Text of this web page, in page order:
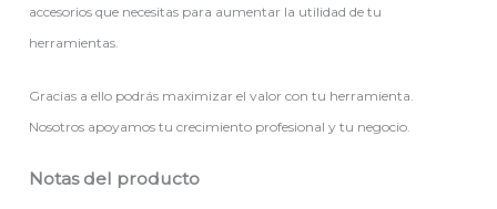
accesorios que necesitas para aumentar la utilidad de tu
herramientas.
Gracias a ello podrás maximizar el valor con tu herramienta.
Nosotros apoyamos tu crecimiento profesional y tu negocio.
Notas del producto